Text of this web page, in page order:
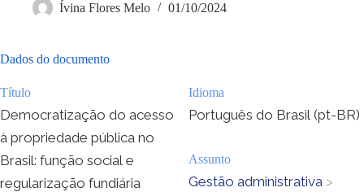
Ívina Flores Melo 01/10/2024
Dados do documento
Título
Democratização do acesso
à propriedade pública no
Brasil: função social e
regularização fundiária
Idioma
Português do Brasil (pt-BR)
Assunto
Gestão administrativa >